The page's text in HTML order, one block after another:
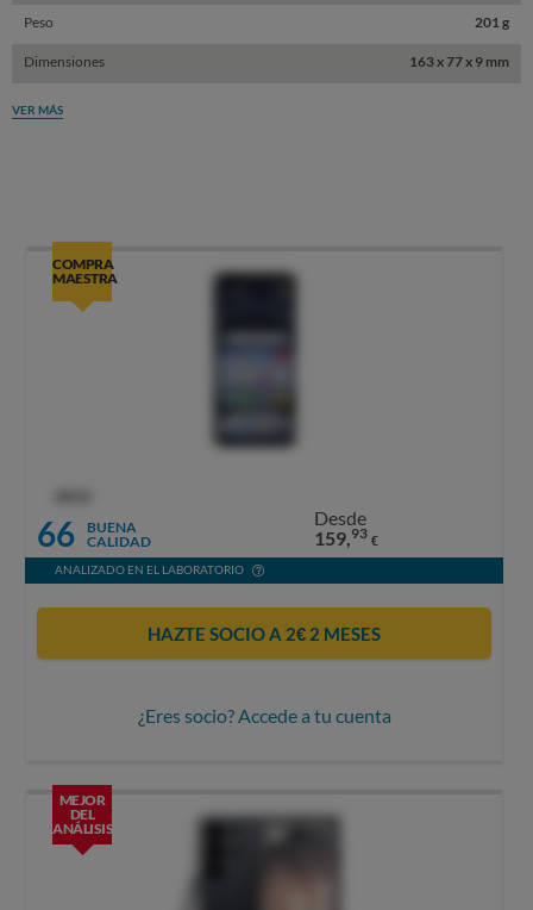
Peso 201 g
Dimensiones 163 x 77 x 9 mm
VER MÁS
COMPRA
MAESTRA
66
BUENA
CALIDAD
Desde
159,93 €
ANALIZADO EN EL LABORATORIO
HAZTE SOCIO A 2€ 2 MESES
¿Eres socio? Accede a tu cuenta
MEJOR
DEL
ANÁLISIS